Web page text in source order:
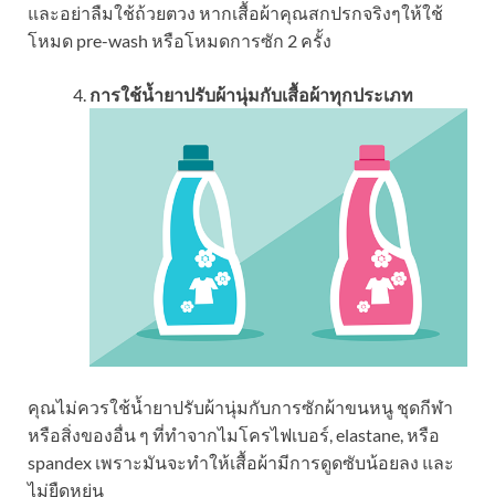
และอย่าลืมใช้ถ้วยตวง หากเสื้อผ้าคุณสกปรกจริงๆให้ใช้
โหมด pre-wash หรือโหมดการซัก 2 ครั้ง
การใช้น้ำยาปรับผ้านุ่มกับเสื้อผ้าทุกประเภท
คุณไม่ควรใช้น้ำยาปรับผ้านุ่มกับการซักผ้าขนหนู ชุดกีฬา
หรือสิ่งของอื่น ๆ ที่ทำจากไมโครไฟเบอร์, elastane, หรือ
spandex เพราะมันจะทำให้เสื้อผ้ามีการดูดซับน้อยลง และ
ไม่ยืดหยุ่น